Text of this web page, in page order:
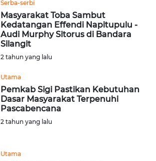
Serba-serbi
Masyarakat Toba Sambut
Kedatangan Effendi Napitupulu -
Audi Murphy Sitorus di Bandara
Silangit
2 tahun yang lalu
Utama
Pemkab Sigi Pastikan Kebutuhan
Dasar Masyarakat Terpenuhi
Pascabencana
2 tahun yang lalu
Utama